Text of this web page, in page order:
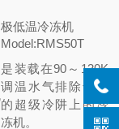
极低温冷冻机
Model:RMS50T
是装载在90～130K
调温水气排除专用
的超级冷阱上的冷
冻机。